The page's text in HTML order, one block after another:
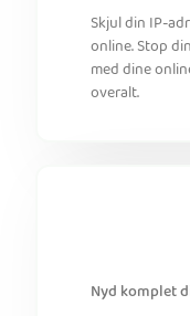
Skjul din IP-
online. Stop
med dine
overalt.
Nyd komplet